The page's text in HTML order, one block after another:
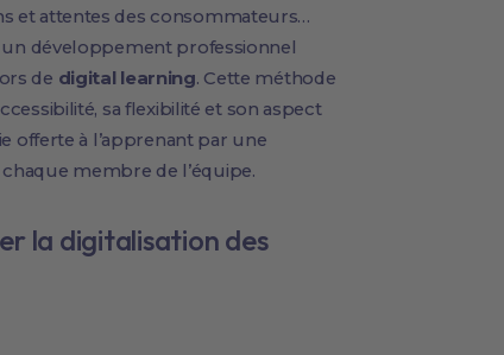
et attentes des consommateurs…
développement professionnel
de digital learning. Cette méthode
sa flexibilité et son aspect
offerte à l’apprenant par une
membre de l’équipe.
la digitalisation des